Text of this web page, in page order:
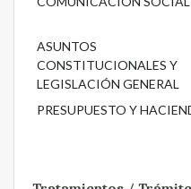
ASUNTOS
CONSTITUCIONALES Y
LEGISLACIÓN GENERAL
PRESUPUESTO Y